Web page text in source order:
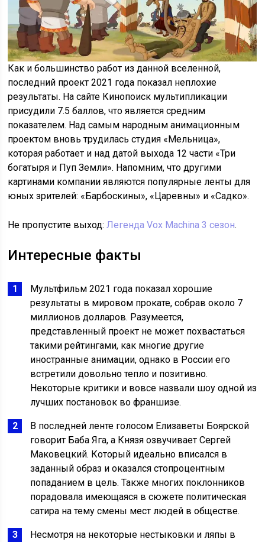
Как и большинство работ из данной вселенной,
последний проект 2021 года показал неплохие
результаты. На сайте Кинопоиск мультипликации
присудили 7.5 баллов, что является средним
показателем. Над самым народным анимационным
проектом вновь трудилась студия «Мельница»,
которая работает и над датой выхода 12 части «Три
богатыря и Пуп Земли». Напомним, что другими
картинами компании являются популярные ленты для
юных зрителей: «Барбоскины», «Царевны» и «Садко».
Не пропустите выход:Легенда Vox Machina 3 сезон.
Интересные факты
Мультфильм 2021 года показал хорошие
результаты в мировом прокате, собрав около 7
миллионов долларов. Разумеется,
представленный проект не может похвастаться
такими рейтингами, как многие другие
иностранные анимации, однако в России его
встретили довольно тепло и позитивно.
Некоторые критики и вовсе назвали шоу одной из
лучших постановок во франшизе.
В последней ленте голосом Елизаветы Боярской
говорит Баба Яга, а Князя озвучивает Сергей
Маковецкий. Который идеально вписался в
заданный образ и оказался стопроцентным
попаданием в цель. Также многих поклонников
порадовала имеющаяся в сюжете политическая
сатира на тему смены мест людей в обществе.
Несмотря на некоторые нестыковки и ляпы в